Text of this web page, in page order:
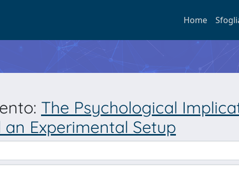
Home
The Psychological
Experimental Setup